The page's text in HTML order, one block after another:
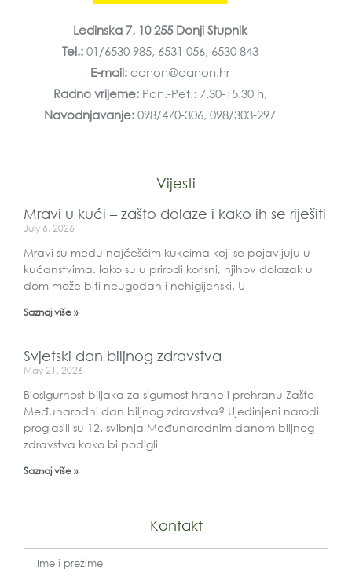
Ledinska 7, 10 255 Donji Stupnik
Tel.:01/6530 985, 6531 056, 6530 843
E-mail:danon@danon.hr
Radno vrijeme: Pon.-Pet.: 7.30-15.30 h,
Navodnjavanje:098/470-306, 098/303-297
Vijesti
Mravi u kući – zašto dolaze i kako ih se riješiti
July 6, 2026
Mravi su među najčešćim kukcima koji se pojavljuju u
kućanstvima. Iako su u prirodi korisni, njihov dolazak u
dom može biti neugodan i nehigijenski. U
Saznaj više »
Svjetski dan biljnog zdravstva
May 21, 2026
Biosigurnost biljaka za sigurnost hrane i prehranu Zašto
Međunarodni dan biljnog zdravstva? Ujedinjeni narodi
proglasili su 12. svibnja Međunarodnim danom biljnog
zdravstva kako bi podigli
Saznaj više »
Kontakt